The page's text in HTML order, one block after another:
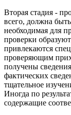
Вторая стадия -
всего, должна
необходимая для
проверки
привлекаются
проверяющим
получены
фактических
тщательное
Иногда по
содержащие